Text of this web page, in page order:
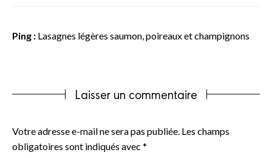
Ping : Lasagnes légères saumon, poireaux et champignons
Laisser un commentaire
Votre adresse e-mail ne sera pas publiée. Les champs
obligatoires sont indiqués avec *